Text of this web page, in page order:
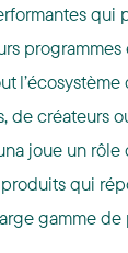
qui
programmes
l’écosystème
de créateurs
joue un rôle
qui
gamme de